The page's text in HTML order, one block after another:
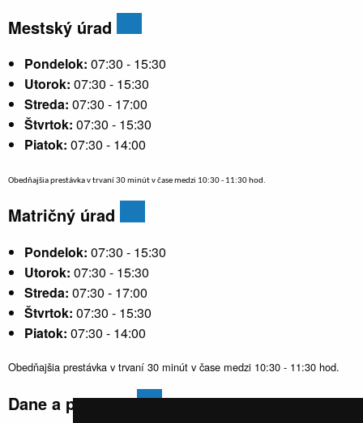
Mestský úrad
Pondelok: 07:30 - 15:30
Utorok: 07:30 - 15:30
Streda: 07:30 - 17:00
Štvrtok: 07:30 - 15:30
Piatok: 07:30 - 14:00
Obedňajšia prestávka v trvaní 30 minút v čase medzi 10:30 - 11:30 hod.
Matričný úrad
Pondelok: 07:30 - 15:30
Utorok: 07:30 - 15:30
Streda: 07:30 - 17:00
Štvrtok: 07:30 - 15:30
Piatok: 07:30 - 14:00
Obedňajšia prestávka v trvaní 30 minút v čase medzi 10:30 - 11:30 hod.
Dane a poplatky